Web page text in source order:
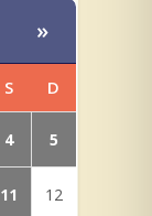
»
S D
4 5
11 12